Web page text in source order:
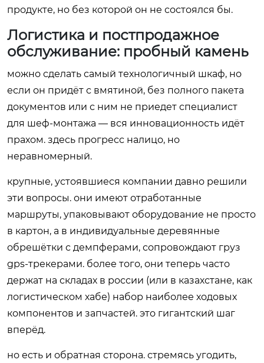
продукте, но без которой он не состоялся бы.
Логистика и постпродажное
обслуживание: пробный камень
можно сделать самый технологичный шкаф, но
если он придёт с вмятиной, без полного пакета
документов или с ним не приедет специалист
для шеф-монтажа — вся инновационность идёт
прахом. здесь прогресс налицо, но
неравномерный.
крупные, устоявшиеся компании давно решили
эти вопросы. они имеют отработанные
маршруты, упаковывают оборудование не просто
в картон, а в индивидуальные деревянные
обрешётки с демпферами, сопровождают груз
gps-трекерами. более того, они теперь часто
держат на складах в россии (или в казахстане, как
логистическом хабе) набор наиболее ходовых
компонентов и запчастей. это гигантский шаг
вперёд.
но есть и обратная сторона. стремясь угодить,